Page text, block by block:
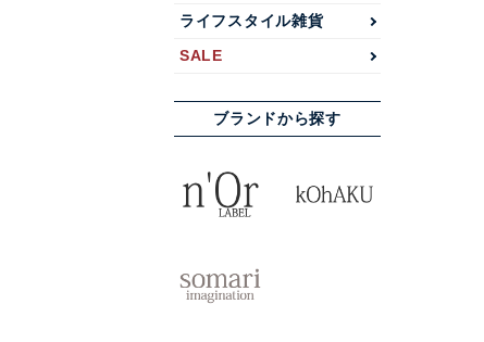
ライフスタイル雑貨
SALE
ブランドから探す